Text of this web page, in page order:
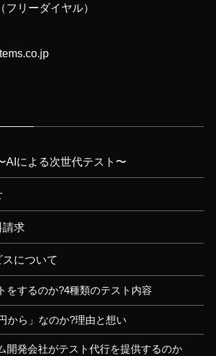
リーダイヤル）
AIによる次世代テスト〜
請求
について
をするのか?4種類のテスト内容
から」なのか?理由と想い
開発会社がテスト代行を提供するのか